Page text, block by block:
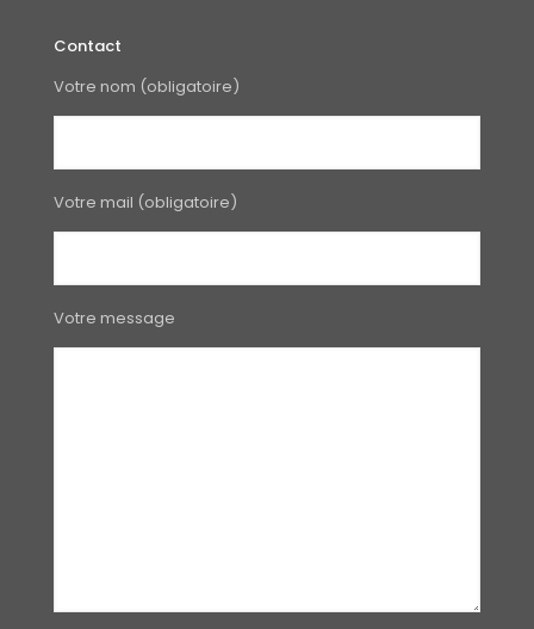
Contact
Votre nom (obligatoire)
Votre mail (obligatoire)
Votre message